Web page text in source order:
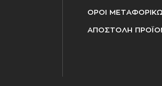
ΟΡΟΙ
ΑΠΟΣΤΟΛΗ